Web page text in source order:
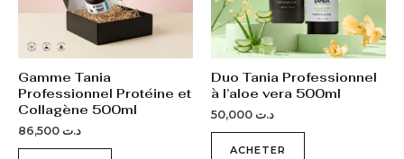
Gamme Tania
Professionnel Protéine et
Collagène 500ml
د.ت
Duo Tania Professionnel
à l’aloe vera 500ml
د.ت
ACHETER